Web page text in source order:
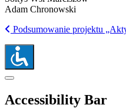
Adam Chronowski
Podsumowanie projektu
Close the accessibility toolbar
Accessibility Bar